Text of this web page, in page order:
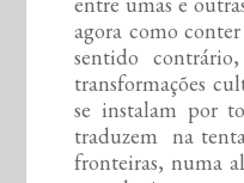
agora como
sentido
transformações
se instalam por
traduzem na
fronteiras, numa